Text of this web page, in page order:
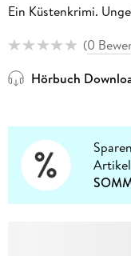
Ein Küstenkrimi.
(0
Hörbuch